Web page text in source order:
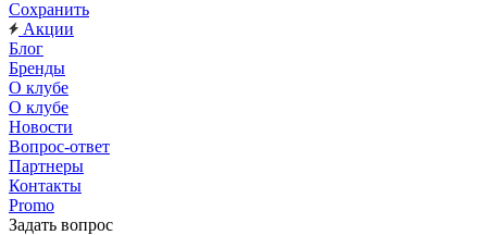
Сохранить
Акции
Блог
Бренды
О клубе
О клубе
Новости
Вопрос-ответ
Партнеры
Контакты
Promo
Задать вопрос